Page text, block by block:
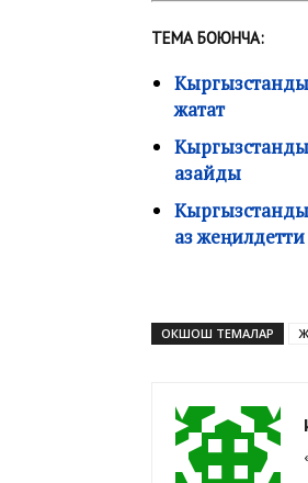
ТЕМА БОЮНЧА:
жатат
азайды
аз жеңилдетти
ОКШОШ ТЕМАЛАР